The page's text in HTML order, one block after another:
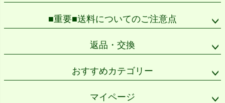
■重要■送料についてのご注意点
返品・交換
おすすめカテゴリー
マイページ